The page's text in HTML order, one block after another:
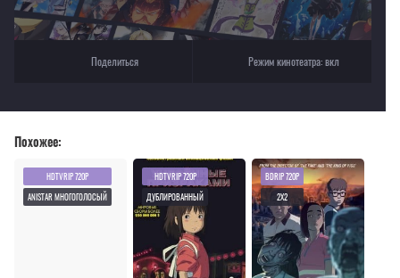
Поделиться Режим кинотеатра:вкл
Похожее:
HDTVRIP 720P
ANISTAR МНОГОГОЛОСЫЙ
HDTVRIP 720P
ДУБЛИРОВАННЫЙ
BDRIP 720P
2X2